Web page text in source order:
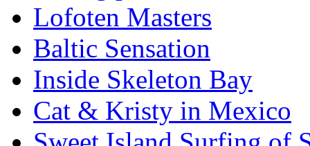
Lofoten Masters
Baltic Sensation
Inside Skeleton Bay
Cat & Kristy in Mexico